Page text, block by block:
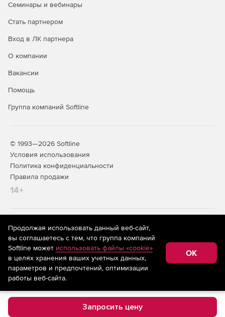
Запросить цену
Семинары и вебинары
Стать партнером
Вход в ЛК партнера
О компании
Вакансии
Помощь
Группа компаний Softline
© 1993—2026 Softline
Условия использования
Политика конфиденциальности
Правила продажи
14+
На информационном ресурсе store.softline.ru применяются
рекомендательные технологии
(информационные технологии
предоставления информации на основе сбора,
систематизации и анализа сведений, относящихся к
предпочтениям пользователей сети «Интернет»,
находящихся на территории Российской Федерации)
Продолжая использовать данный веб-сайт,
вы соглашаетесь с тем, что группа компаний
Softline может использовать файлы «cookie»
в целях хранения ваших учетных данных,
параметров и предпочтений, оптимизации
работы веб-сайта.
OK